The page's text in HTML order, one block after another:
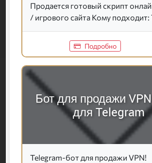
Продается готовый скрипт
/ игрового сайта Кому подходит:
Подробно
Бот для продажи
для Telegram
Telegram-бот для продажи VPN!